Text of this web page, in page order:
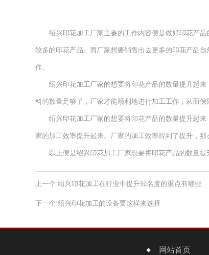
绍兴印花加工厂家主要的工作内容便是做好印花产品
较多的印花产品。而厂家想要销售出去更多的印花产品
作。
绍兴印花加工厂家的想要将印花产品的数量提升起来
料的数量足够了，厂家才能顺利地进行加工工作，从而保
绍兴印花加工厂家的想要将印花产品的数量提升起来
家的加工效率提升起来。厂家的加工效率得到了提升，
以上便是绍兴印花加工厂家想要将印花产品的数量提
上一个:绍兴印花加工在行业中提升知名度的重点有哪些
下一个:绍兴印花加工的设备要这样来选择
网站首页